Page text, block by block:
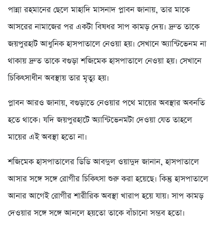
পান্না রহমানের ছেলে মাহাদি মাসনাদ প্লাবন জানায়, তার মাকে
আসরের নামাজের পর একটা বিষধর সাপ কামড় দেয়। দ্রুত তাকে
জয়পুরহাট আধুনিক হাসপাতালে নেওয়া হয়। সেখানে অ্যান্টিভেনম না
থাকায় দ্রুত তাকে বগুড়া শজিমেক হাসপাতালে নেওয়া হয়। সেখানে
চিকিৎসাধীন অবস্থায় তার মৃত্যু হয়।
প্লাবন আরও জানায়, বগুড়াতে নেওয়ার পথে মায়ের অবস্থার অবনতি
হতে থাকে। যদি জয়পুরহাটে অ্যান্টিভেনমটা দেওয়া যেত তাহলে
মায়ের এই অবস্থা হতো না।
শজিমেক হাসপাতালের ডিডি আবদুল ওয়াদুদ জানান, হাসপাতালে
আসার সঙ্গে সঙ্গে রোগীর চিকিৎসা শুরু করা হয়েছে। কিন্তু হাসপাতালে
আনার আগেই রোগীর শারীরিক অবস্থা খারাপ হয়ে যায়। সাপ কামড়
দেওয়ার সঙ্গে সঙ্গে আনলে হয়তো তাকে বাঁচানো সম্ভব হতো।